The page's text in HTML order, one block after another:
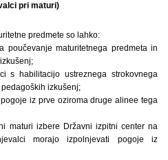
pri maturi)
predmete so lahko:
maturitetnega predmeta in
s habilitacijo ustreznega strokovnega
izkušenj;
iz prve oziroma druge alinee tega
maturi izbere Državni izpitni center na
morajo izpolnjevati pogoje iz